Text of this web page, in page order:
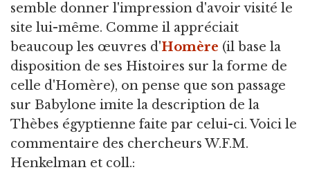
semble donner l'impression d'avoir visité le
site lui-même. Comme il appréciait
beaucoup les œuvres d'Homère (il base la
disposition de ses Histoires sur la forme de
celle d'Homère), on pense que son passage
sur Babylone imite la description de la
Thèbes égyptienne faite par celui-ci. Voici le
commentaire des chercheurs W.F.M.
Henkelman et coll.: